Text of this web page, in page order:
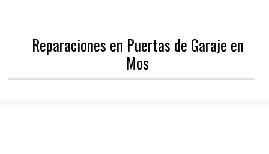
Reparaciones en Puertas de Garaje en
Mos